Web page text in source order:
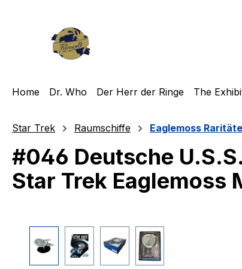
Home Dr. Who Der Herr der Ringe The
Star Trek Raumschiffe Eaglemoss
#046 Deutsche
Star Trek Eaglemoss